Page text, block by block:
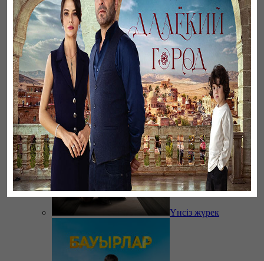
Үзілген жапырақтар
Үнсіз жүрек